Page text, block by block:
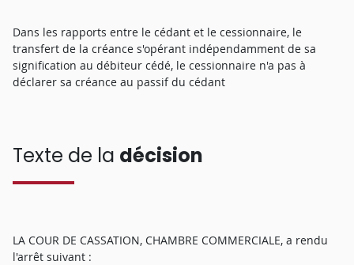
Dans les rapports entre le cédant et le cessionnaire, le
transfert de la créance s'opérant indépendamment de sa
signification au débiteur cédé, le cessionnaire n'a pas à
déclarer sa créance au passif du cédant
Texte de la décision
LA COUR DE CASSATION, CHAMBRE COMMERCIALE, a rendu
l'arrêt suivant :